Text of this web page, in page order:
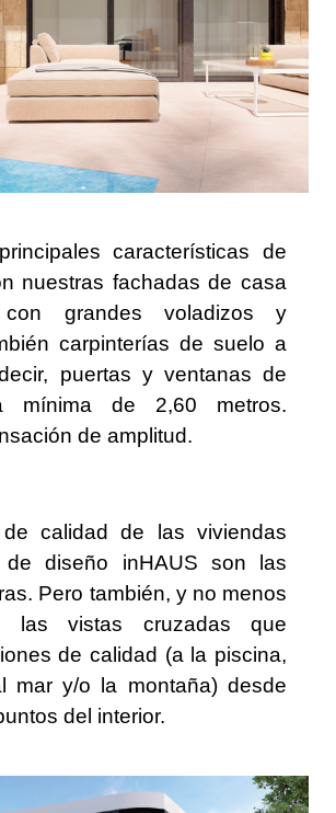
características de
nuestras fachadas de casa
con grandes voladizos y
carpinterías de suelo a
puertas y ventanas de
mínima de 2,60 metros.
de amplitud.
calidad de las viviendas
de diseño inHAUS son las
Pero también, y no menos
las vistas cruzadas que
de calidad (a la piscina,
mar y/o la montaña) desde
del interior.